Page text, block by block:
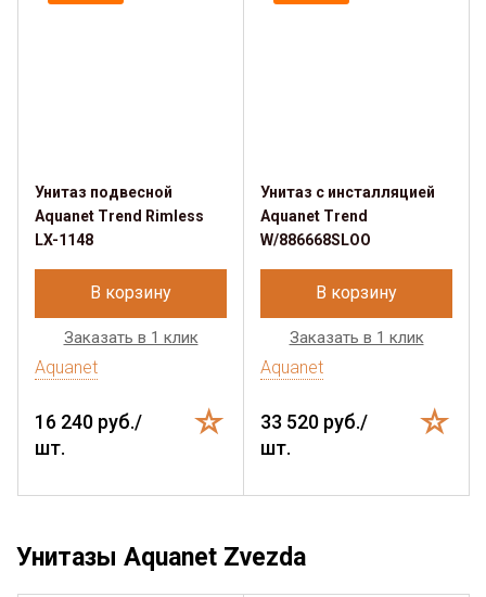
Унитаз подвесной
Aquanet Trend Rimless
LX-1148
В корзину
Заказать в 1 клик
Aquanet
16 240 руб./
шт.
Унитаз с инсталляцией
Aquanet Trend
W/886668SLOO
В корзину
Заказать в 1 клик
Aquanet
33 520 руб./
шт.
Унитазы Aquanet Zvezda